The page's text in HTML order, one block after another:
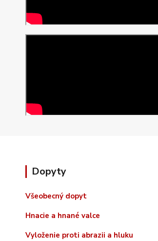
Dopyty
Všeobecný dopyt
Hnacie a hnané valce
Vyloženie proti abrazii a hluku